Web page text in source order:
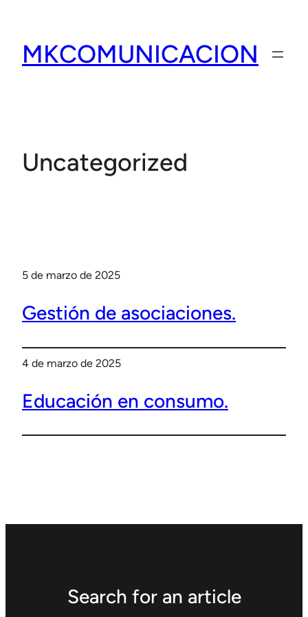
contenido
MKCOMUNICACION
Uncategorized
5 de marzo de 2025
Gestión de asociaciones.
4 de marzo de 2025
Educación en consumo.
Search for an article